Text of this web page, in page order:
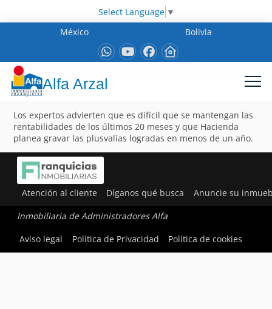
Select Language ▼
México
Bolivia
Alfa Arzal
Los expertos advierten que es difícil que se mantengan las
rentabilidades de los últimos 20 meses y que Hacienda
planea gravar las plusvalías logradas en menos de un año.
Atención al cliente Díganos qué busca Anuncie su
Inmobiliaria de Administradores Alfa
Aviso legal
Política de Privacidad Política de cookies